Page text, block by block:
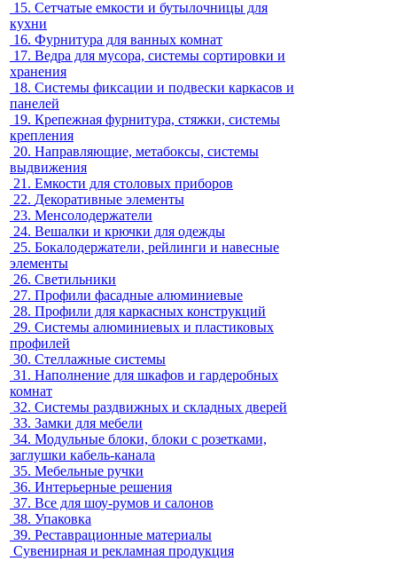
15. Сетчатые емкости и бутылочницы для
кухни
16. Фурнитура для ванных комнат
17. Ведра для мусора, системы сортировки и
хранения
18. Системы фиксации и подвески каркасов и
панелей
19. Крепежная фурнитура, стяжки, системы
крепления
20. Направляющие, метабоксы, системы
выдвижения
21. Емкости для столовых приборов
22. Декоративные элементы
23. Менсолодержатели
24. Вешалки и крючки для одежды
25. Бокалодержатели, рейлинги и навесные
элементы
26. Светильники
27. Профили фасадные алюминиевые
28. Профили для каркасных конструкций
29. Системы алюминиевых и пластиковых
профилей
30. Стеллажные системы
31. Наполнение для шкафов и гардеробных
комнат
32. Системы раздвижных и складных дверей
33. Замки для мебели
34. Модульные блоки, блоки с розетками,
заглушки кабель-канала
35. Мебельные ручки
36. Интерьерные решения
37. Все для шоу-румов и салонов
38. Упаковка
39. Реставрационные материалы
Сувенирная и рекламная продукция